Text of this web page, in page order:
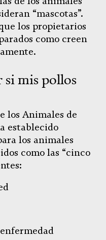
“mascotas”.
los propietarios
como creen
si mis pollos
los Animales de
establecido
los animales
como las “cinco